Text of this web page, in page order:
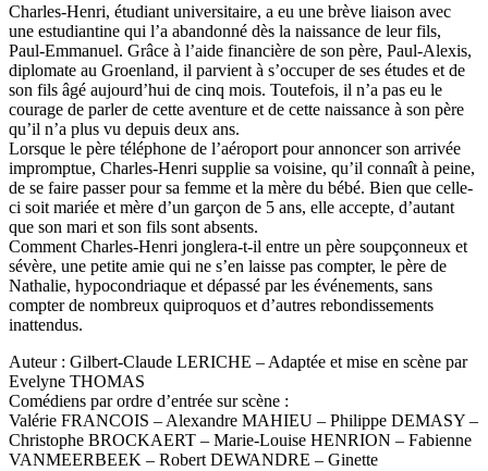
Charles-Henri, étudiant universitaire, a eu une brève liaison avec
une estudiantine qui l’a abandonné dès la naissance de leur fils,
Paul-Emmanuel. Grâce à l’aide financière de son père, Paul-Alexis,
diplomate au Groenland, il parvient à s’occuper de ses études et de
son fils âgé aujourd’hui de cinq mois. Toutefois, il n’a pas eu le
courage de parler de cette aventure et de cette naissance à son père
qu’il n’a plus vu depuis deux ans.
Lorsque le père téléphone de l’aéroport pour annoncer son arrivée
impromptue, Charles-Henri supplie sa voisine, qu’il connaît à peine,
de se faire passer pour sa femme et la mère du bébé. Bien que celle-
ci soit mariée et mère d’un garçon de 5 ans, elle accepte, d’autant
que son mari et son fils sont absents.
Comment Charles-Henri jonglera-t-il entre un père soupçonneux et
sévère, une petite amie qui ne s’en laisse pas compter, le père de
Nathalie, hypocondriaque et dépassé par les événements, sans
compter de nombreux quiproquos et d’autres rebondissements
inattendus.
Auteur : Gilbert-Claude LERICHE – Adaptée et mise en scène par
Evelyne THOMAS
Comédiens par ordre d’entrée sur scène :
Valérie FRANCOIS – Alexandre MAHIEU – Philippe DEMASY –
Christophe BROCKAERT – Marie-Louise HENRION – Fabienne
VANMEERBEEK – Robert DEWANDRE – Ginette